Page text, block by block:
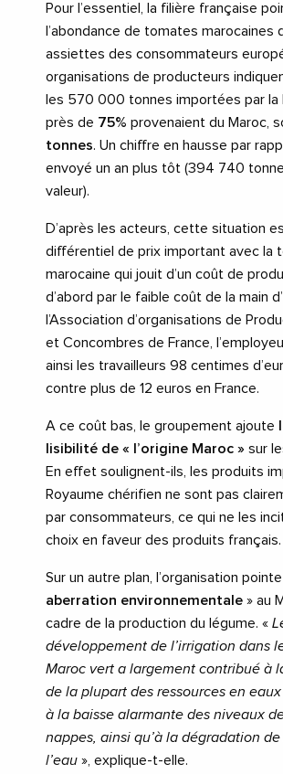
Pour l’essentiel, la filière française
l’abondance de tomates marocaines
assiettes des consommateurs
organisations de producteurs
les 570 000 tonnes importées par la
près de 75% provenaient du Maroc,
tonnes. Un chiffre en hausse par
envoyé un an plus tôt (394 740
valeur).
D’après les acteurs, cette situation
différentiel de prix important avec la
marocaine qui jouit d’un coût de
d’abord par le faible coût de la main
l’Association d’organisations de
et Concombres de France,
ainsi les travailleurs 98 centimes
contre plus de 12 euros en France.
A ce coût bas, le groupement ajoute
lisibilité de « l’origine Maroc » sur
En effet soulignent-ils, les produits
Royaume chérifien ne sont pas
par consommateurs, ce qui ne les
choix en faveur des produits français.
Sur un autre plan, l’organisation
aberration environnementale » au
cadre de la production du légume. «
développement de l’irrigation dans
Maroc vert a largement contribué à
de la plupart des ressources en
à la baisse alarmante des niveaux
nappes, ainsi qu’à la dégradation
l’eau », explique-t-elle.